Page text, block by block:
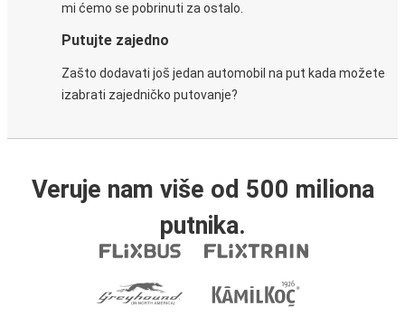
mi ćemo se pobrinuti za ostalo.
Putujte zajedno
Zašto dodavati još jedan automobil na put kada možete
izabrati zajedničko putovanje?
Veruje nam više od 500 miliona
putnika.